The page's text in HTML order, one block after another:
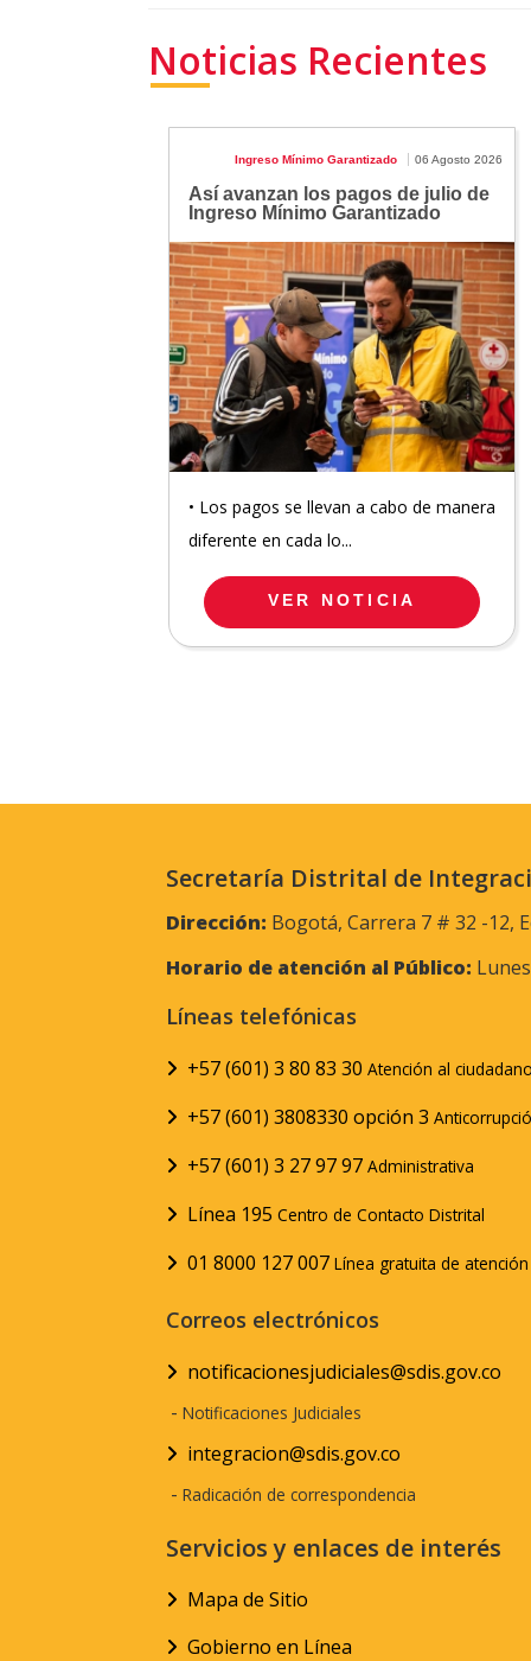
Noticias Recientes
Ingreso Mínimo Garantizado 06 Agosto 2026
Así avanzan los pagos de julio de
Ingreso Mínimo Garantizado
• Los pagos se llevan a cabo de manera
diferente en cada lo...
VER NOTICIA
Secretaría Distrital de
Dirección: Bogotá, Carrera 7 # 32 -12,
Horario de atención al Público:
Líneas telefónicas
+57 (601) 3 80 83 30 Atención al
+57 (601) 3808330 opción 3
+57 (601) 3 27 97 97 Administrativa
Línea 195 Centro de Contacto Distrital
01 8000 127 007 Línea gratuita de
Correos electrónicos
notificacionesjudiciales@sdis.gov.co
- Notificaciones Judiciales
integracion@sdis.gov.co
- Radicación de correspondencia
Servicios y enlaces de interés
Mapa de Sitio
Gobierno en Línea